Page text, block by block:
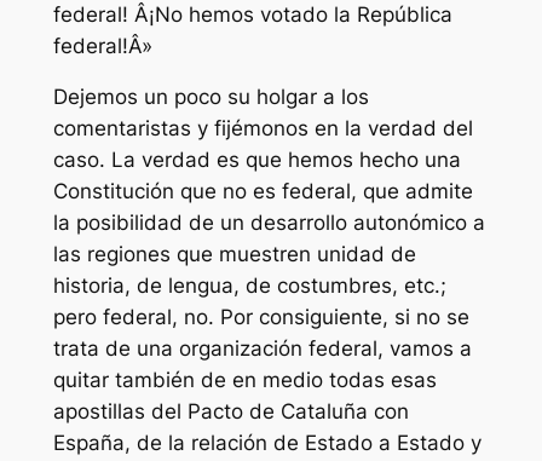
federal! Â¡No hemos votado la República
federal!Â»
Dejemos un poco su holgar a los
comentaristas y fijémonos en la verdad del
caso. La verdad es que hemos hecho una
Constitución que no es federal, que admite
la posibilidad de un desarrollo autonómico a
las regiones que muestren unidad de
historia, de lengua, de costumbres, etc.;
pero federal, no. Por consiguiente, si no se
trata de una organización federal, vamos a
quitar también de en medio todas esas
apostillas del Pacto de Cataluña con
España, de la relación de Estado a Estado y